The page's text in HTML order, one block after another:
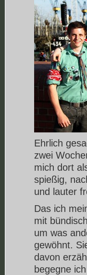
Ehrlich
zwei
mich dort
spießig,
und lauter
Das ich
mit
um was
gewöhnt.
davon
begegne